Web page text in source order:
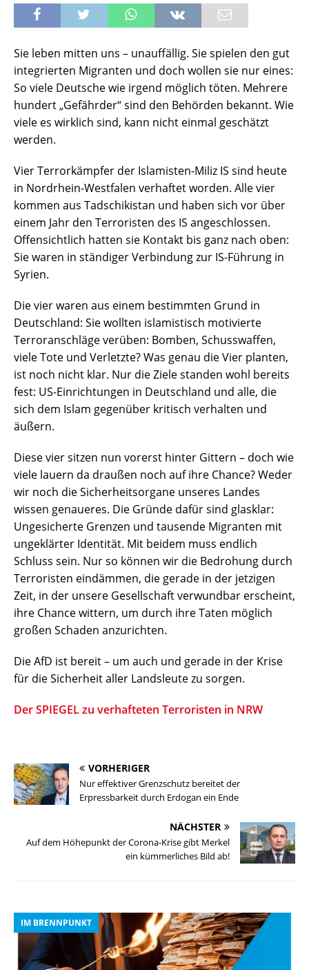
Sie leben mitten uns – unauffällig. Sie spielen den gut
integrierten Migranten und doch wollen sie nur eines:
So viele Deutsche wie irgend möglich töten. Mehrere
hundert „Gefährder“ sind den Behörden bekannt. Wie
viele es wirklich sind, kann nicht einmal geschätzt
werden.
Vier Terrorkämpfer der Islamisten-Miliz IS sind heute
in Nordrhein-Westfalen verhaftet worden. Alle vier
kommen aus Tadschikistan und haben sich vor über
einem Jahr den Terroristen des IS angeschlossen.
Offensichtlich hatten sie Kontakt bis ganz nach oben:
Sie waren in ständiger Verbindung zur IS-Führung in
Syrien.
Die vier waren aus einem bestimmten Grund in
Deutschland: Sie wollten islamistisch motivierte
Terroranschläge verüben: Bomben, Schusswaffen,
viele Tote und Verletzte? Was genau die Vier planten,
ist noch nicht klar. Nur die Ziele standen wohl bereits
fest: US-Einrichtungen in Deutschland und alle, die
sich dem Islam gegenüber kritisch verhalten und
äußern.
Diese vier sitzen nun vorerst hinter Gittern – doch wie
viele lauern da draußen noch auf ihre Chance? Weder
wir noch die Sicherheitsorgane unseres Landes
wissen genaueres. Die Gründe dafür sind glasklar:
Ungesicherte Grenzen und tausende Migranten mit
ungeklärter Identität. Mit beidem muss endlich
Schluss sein. Nur so können wir die Bedrohung durch
Terroristen eindämmen, die gerade in der jetzigen
Zeit, in der unsere Gesellschaft verwundbar erscheint,
ihre Chance wittern, um durch ihre Taten möglich
großen Schaden anzurichten.
Die AfD ist bereit – um auch und gerade in der Krise
für die Sicherheit aller Landsleute zu sorgen.
Der SPIEGEL zu verhafteten Terroristen in NRW
VORHERIGER
Nur effektiver Grenzschutz bereitet der
Erpressbarkeit durch Erdogan ein Ende
NÄCHSTER
Auf dem Höhepunkt der Corona-Krise gibt Merkel
ein kümmerliches Bild ab!
IM BRENNPUNKT